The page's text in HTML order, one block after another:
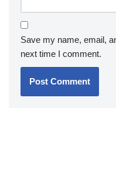
Save my name, email,
next time I comment.